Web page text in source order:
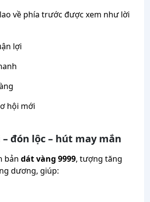
về phía trước được xem như lời
lợi
hội mới
đón lộc – hút may mắn
bản dát vàng 9999, tượng tăng
dương, giúp: